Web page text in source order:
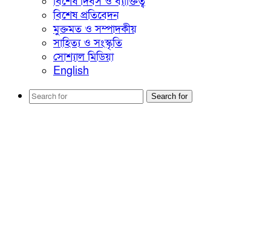
বিশেষ প্রতিবেদন
মুক্তমত ও সম্পাদকীয়
সাহিত্য ও সংস্কৃতি
সোশ্যাল মিডিয়া
English
Search for